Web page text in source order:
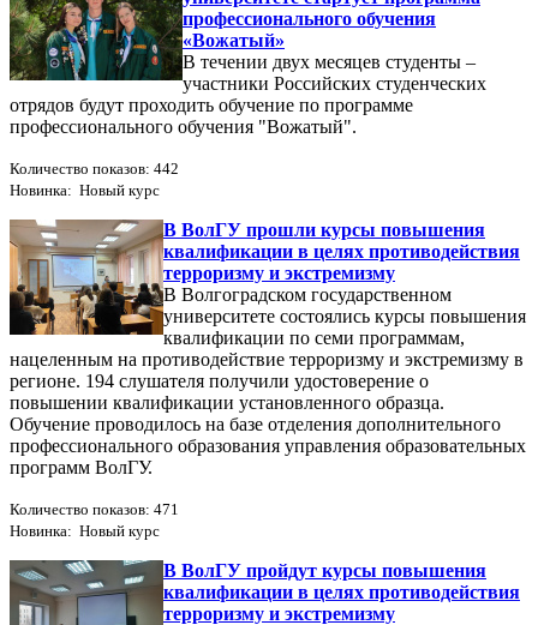
профессионального обучения
«Вожатый»
В течении двух месяцев студенты –
участники Российских студенческих
отрядов будут проходить обучение по программе
профессионального обучения "Вожатый".
Количество показов: 442
Новинка: Новый курс
В ВолГУ прошли курсы повышения
квалификации в целях противодействия
терроризму и экстремизму
В Волгоградском государственном
университете состоялись курсы повышения
квалификации по семи программам,
нацеленным на противодействие терроризму и экстремизму в
регионе. 194 слушателя получили удостоверение о
повышении квалификации установленного образца.
Обучение проводилось на базе отделения дополнительного
профессионального образования управления образовательных
программ ВолГУ.
Количество показов: 471
Новинка: Новый курс
В ВолГУ пройдут курсы повышения
квалификации в целях противодействия
терроризму и экстремизму